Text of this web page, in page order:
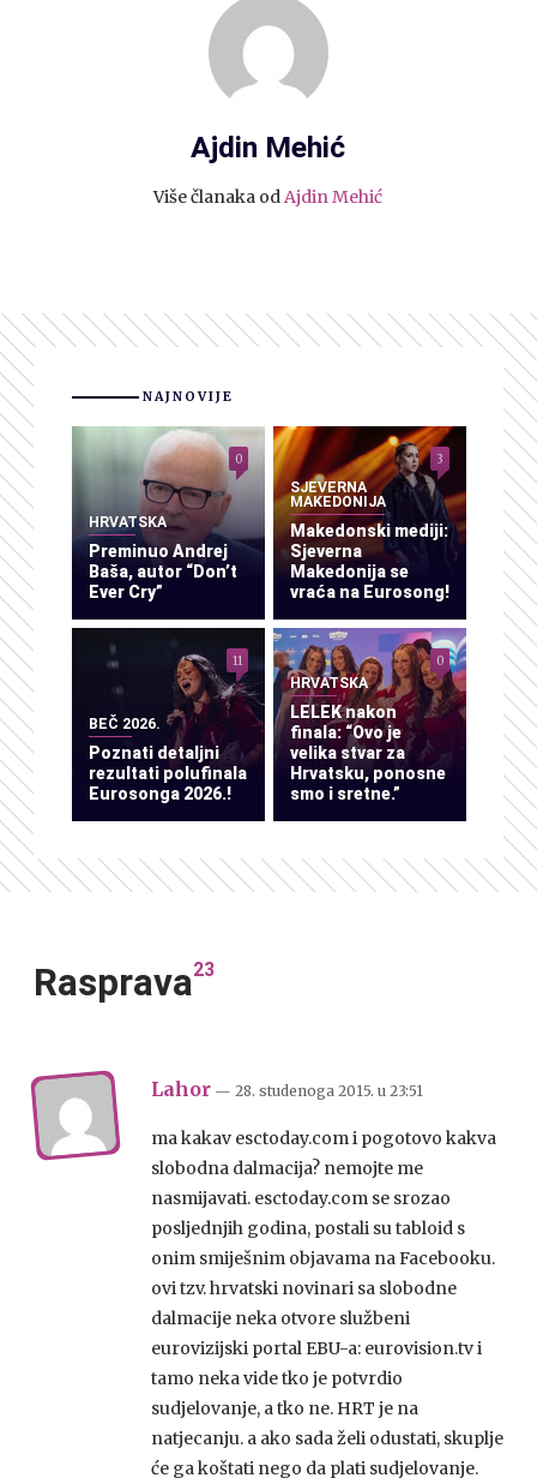
Ajdin Mehić
Više članaka odAjdin Mehić
NAJNOVIJE
HRVATSKA
Preminuo Andrej
Baša, autor “Don’t
Ever Cry”
0
SJEVERNA
MAKEDONIJA
Makedonski mediji:
Sjeverna
Makedonija se
vraća na Eurosong!
3
BEČ 2026.
Poznati detaljni
rezultati polufinala
Eurosonga 2026.!
11
HRVATSKA
LELEK nakon
finala: “Ovo je
velika stvar za
Hrvatsku, ponosne
smo i sretne.”
0
Rasprava23
Lahor — 28. studenoga 2015. u 23:51
ma kakav esctoday.com i pogotovo kakva
slobodna dalmacija? nemojte me
nasmijavati. esctoday.com se srozao
posljednjih godina, postali su tabloid s
onim smiješnim objavama na Facebooku.
ovi tzv. hrvatski novinari sa slobodne
dalmacije neka otvore službeni
eurovizijski portal EBU-a: eurovision.tv i
tamo neka vide tko je potvrdio
sudjelovanje, a tko ne. HRT je na
natjecanju. a ako sada želi odustati, skuplje
će ga koštati nego da plati sudjelovanje.